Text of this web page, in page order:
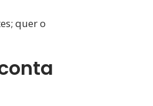
quer o